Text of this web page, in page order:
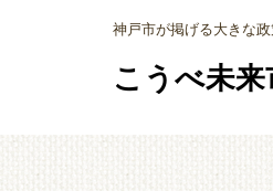
神戸市が掲げる大きな
こうべ未来